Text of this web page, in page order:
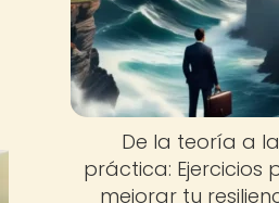
De la teoría a la
práctica: Ejercicios
mejorar tu